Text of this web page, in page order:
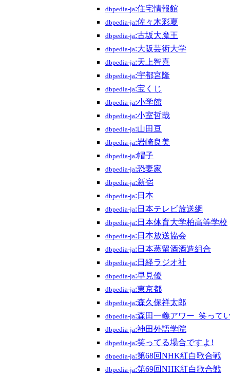
dbpedia-ja:住宅情報館
dbpedia-ja:佐々木彩夏
dbpedia-ja:古坂大魔王
dbpedia-ja:大阪芸術大学
dbpedia-ja:天上智喜
dbpedia-ja:宇都宮隆
dbpedia-ja:宝くじ
dbpedia-ja:小学館
dbpedia-ja:小室哲哉
dbpedia-ja:山田亘
dbpedia-ja:岩崎良美
dbpedia-ja:帽子
dbpedia-ja:恐妻家
dbpedia-ja:新宿
dbpedia-ja:日本
dbpedia-ja:日本テレビ放送網
dbpedia-ja:日本体育大学柏高等学校
dbpedia-ja:日本放送協会
dbpedia-ja:日本蒸留酒酒造組合
dbpedia-ja:日経ラジオ社
dbpedia-ja:早見優
dbpedia-ja:東京都
dbpedia-ja:森久保祥太郎
dbpedia-ja:森田一義アワー_笑って
dbpedia-ja:神田外語学院
dbpedia-ja:笑ってる場合ですよ!
dbpedia-ja:第68回NHK紅白歌合戦
dbpedia-ja:第69回NHK紅白歌合戦